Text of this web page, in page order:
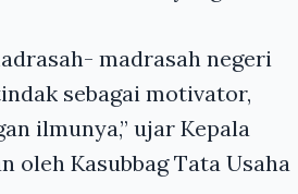
madrasah negeri
sebagai motivator,
ilmunya,” ujar Kepala
oleh Kasubbag Tata Usaha